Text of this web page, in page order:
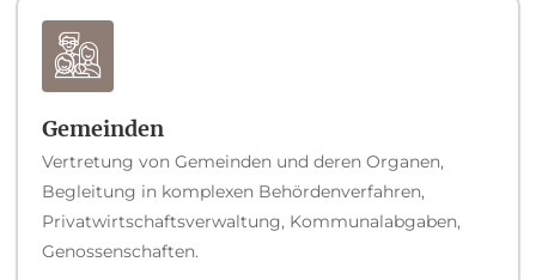
Gemeinden
Vertretung von Gemeinden und deren Organen,
Begleitung in komplexen Behördenverfahren,
Privatwirtschaftsverwaltung, Kommunalabgaben,
Genossenschaften.